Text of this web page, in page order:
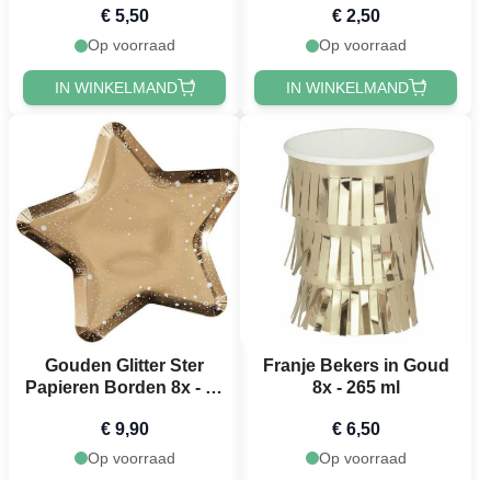
€ 5,50
Op voorraad
IN WINKELMAND
€ 2,50
Op voorraad
IN WINKELMAND
Gouden Glitter Ster
Papieren Borden 8x - 26
€ 9,90
Op voorraad
Franje Bekers in Goud
8x - 265 ml
€ 6,50
Op voorraad